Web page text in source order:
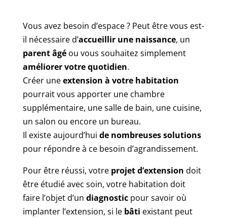
Vous avez besoin d’espace ? Peut être vous est-
il nécessaire d’accueillir une naissance, un
parent âgéou vous souhaitez simplement
améliorer votre quotidien.
Créer uneextension à votre habitation
pourrait vous apporter une chambre
supplémentaire, une salle de bain, une cuisine,
un salon ou encore un bureau.
Il existe aujourd’hui de nombreuses solutions
pour répondre à ce besoin d’agrandissement.
Pour être réussi, votre projet d’extension doit
être étudié avec soin, votre habitation doit
faire l’objet d’un diagnosticpour savoir où
implanter l’extension, si le bâti existant peut